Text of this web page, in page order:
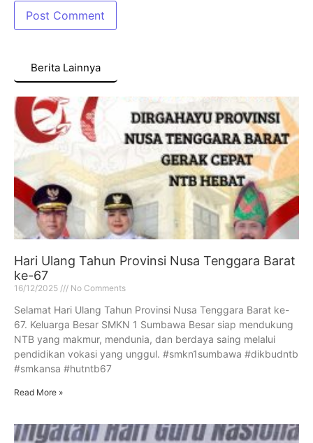
Berita Lainnya
Hari Ulang Tahun Provinsi Nusa Tenggara Barat
ke-67
16/12/2025 No Comments
Selamat Hari Ulang Tahun Provinsi Nusa Tenggara Barat ke-
67. Keluarga Besar SMKN 1 Sumbawa Besar siap mendukung
NTB yang makmur, mendunia, dan berdaya saing melalui
pendidikan vokasi yang unggul. #smkn1sumbawa #dikbudntb
#smkansa #hutntb67
Read More »